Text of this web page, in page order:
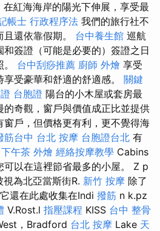
紅海海岸的陽光下伸展，享受最
帳士 行政程序法 我們的旅行社不
還依靠假期。 台中養生館 巡航
簽證（可能是必要的）簽證之日
台中刮痧推薦 廚師 外燴 享受
受豪華和舒適的舒適感。 關鍵
台胞證 陽台的小木屋或套房最
奇觀，窗戶與價值成正比並提供
戶，但價格更有利，更不覺得海
筋台中 台北 按摩 台胞證台北 有
下午茶 外燴 經絡按摩教學 Cabins
可以在這裡節省最多的小屋。 Z p
為北亞當斯街R. 新竹 按摩 除了
還在此處收集在Indi 撥筋 n k.pz
V.Rost.l 指壓課程 KISS 台中 整骨
，Bradford 台北 按摩 Lake 天